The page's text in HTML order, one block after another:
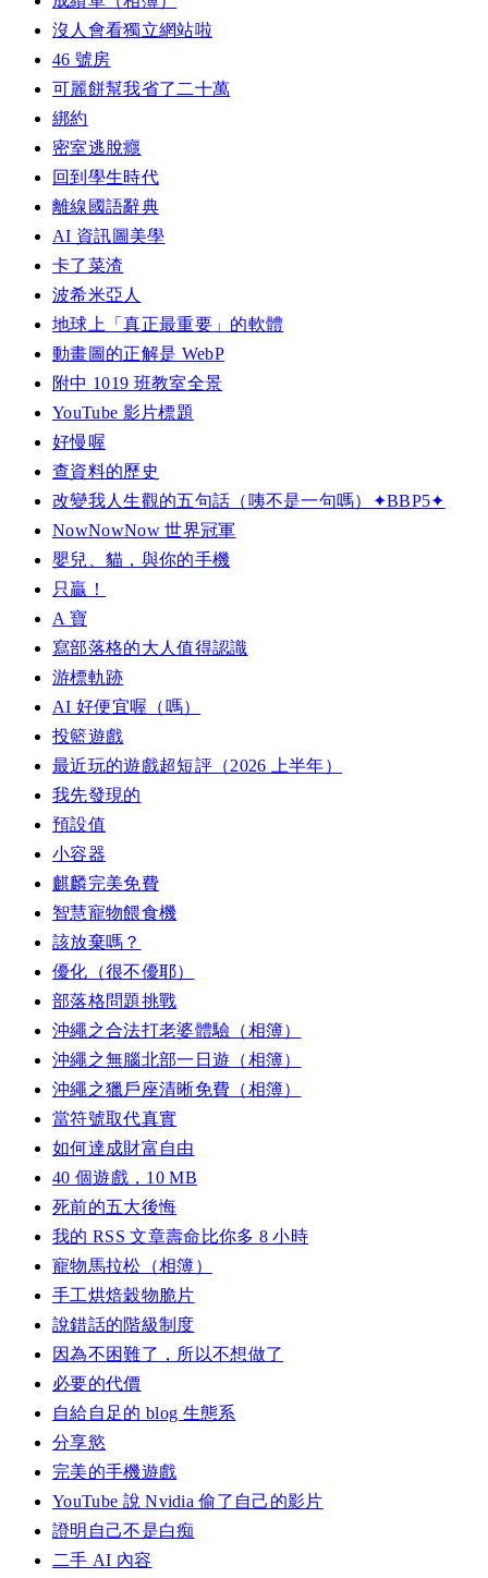
沒人會看獨立網站啦
46 號房
可麗餅幫我省了二十萬
綁約
密室逃脫癮
回到學生時代
離線國語辭典
AI 資訊圖美學
卡了菜渣
波希米亞人
地球上「真正最重要」的軟體
動畫圖的正解是 WebP
附中 1019 班教室全景
YouTube 影片標題
好慢喔
查資料的歷史
改變我人生觀的五句話（咦不是一句嗎）✦BBP5✦
NowNowNow 世界冠軍
嬰兒、貓，與你的手機
只贏！
A 寶
寫部落格的大人值得認識
游標軌跡
AI 好便宜喔（嗎）
投籃遊戲
最近玩的遊戲超短評（2026 上半年）
我先發現的
預設值
小容器
麒麟完美免費
智慧寵物餵食機
該放棄嗎？
優化（很不優耶）
部落格問題挑戰
沖繩之合法打老婆體驗（相簿）
沖繩之無腦北部一日遊（相簿）
沖繩之獵戶座清晰免費（相簿）
當符號取代真實
如何達成財富自由
40 個遊戲，10 MB
死前的五大後悔
我的 RSS 文章壽命比你多 8 小時
寵物馬拉松（相簿）
手工烘焙穀物脆片
說錯話的階級制度
因為不困難了，所以不想做了
必要的代價
自給自足的 blog 生態系
分享慾
完美的手機遊戲
YouTube 說 Nvidia 偷了自己的影片
證明自己不是白痴
二手 AI 內容